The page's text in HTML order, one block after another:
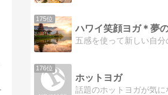
175位
ハワイ笑顔ヨガ＊夢
176位
ホットヨガ
話題のホットヨガが気に